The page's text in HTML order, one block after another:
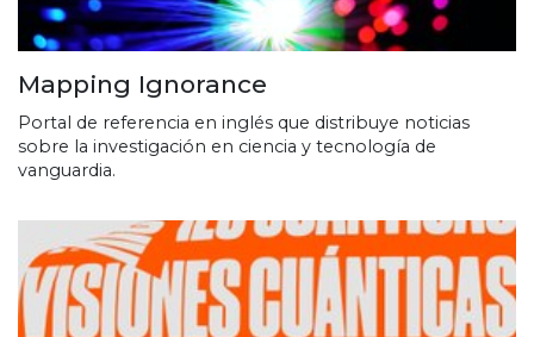
Mapping Ignorance
Portal de referencia en inglés que distribuye noticias
sobre la investigación en ciencia y tecnología de
vanguardia.